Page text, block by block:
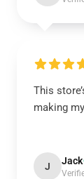
This
making
J Jack